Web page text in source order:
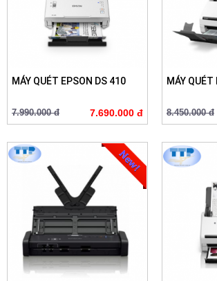
MÁY QUÉT EPSON DS 410
7.990.000 đ 7.690.000 đ
MÁY QUÉT
8.450.000 đ